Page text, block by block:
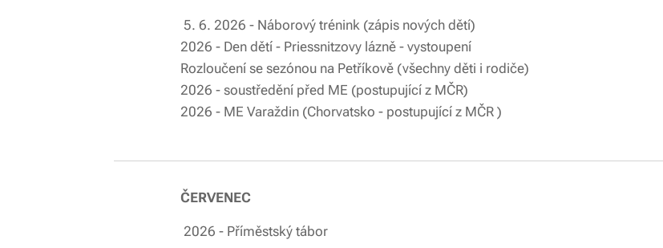
5. 6. 2026 - Náborový trénink
2026 - Den dětí - Priessnitzovy lázně -
Rozloučení se sezónou na Petříkově (všechny
2026 - soustředění před ME (postupující
2026 - ME Varaždin (Chorvatsko -
ČERVENEC
2026 - Příměstský